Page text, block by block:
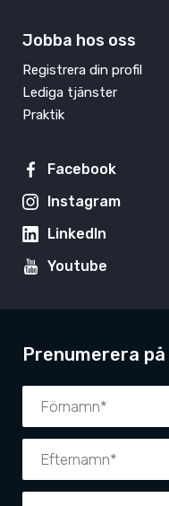
Jobba hos oss
Registrera din profil
Lediga tjänster
Praktik
Facebook
Instagram
LinkedIn
Youtube
Prenumerera